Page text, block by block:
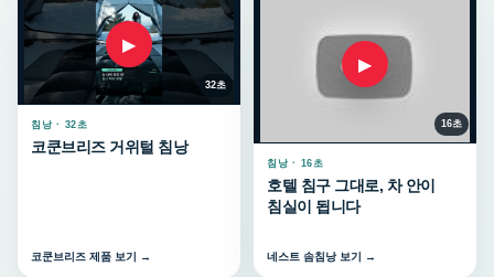
▶
32초
침낭 · 32초
코쿤브리즈 거위털 침낭
코쿤브리즈 제품 보기 →
▶
16초
침낭 · 16초
호텔 침구 그대로, 차 안이
침실이 됩니다
네스트 솜침낭 보기 →